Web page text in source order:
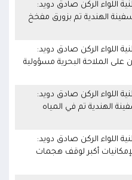
اللواء الركن صادق دويد:
الهندية تم بزورق مفخخ
اللواء الركن صادق دويد:
على الملاحة البحرية مسؤولية
اللواء الركن صادق دويد:
الهندية تم في المياه
اللواء الركن صادق دويد:
لإمكانيات أكبر لوقف هجمات